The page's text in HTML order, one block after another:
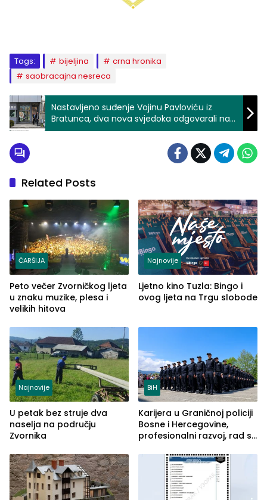
Tags: bijeljina
crna hronika
saobracajna nesreca
Nastavljeno suđenje Vojinu Pavloviću iz
Bratunca, dva nova svjedoka odgovarali na
pitanja
Related Posts
ČARŠIJA
Peto večer Zvorničkog ljeta
u znaku muzike, plesa i
velikih hitova
Najnovije
Ljetno kino Tuzla: Bingo i
ovog ljeta na Trgu slobode
Najnovije
U petak bez struje dva
naselja na području
Zvornika
BiH
Karijera u Graničnoj policiji
Bosne i Hercegovine,
profesionalni razvoj, rad sa
služba građanima